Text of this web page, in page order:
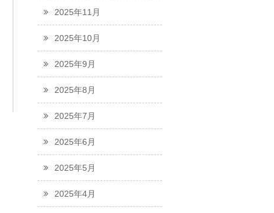
2025年11月
2025年10月
2025年9月
2025年8月
2025年7月
2025年6月
2025年5月
2025年4月